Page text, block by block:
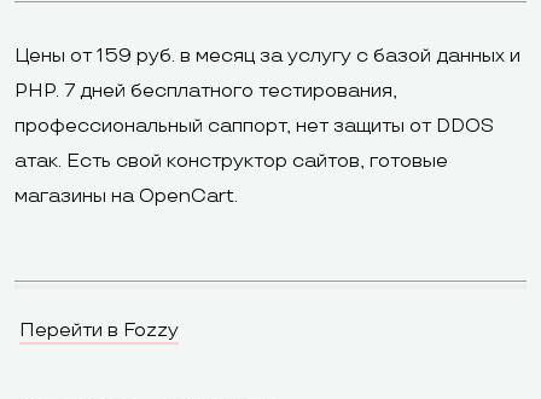
Цены от 159 руб. в месяц за услугу с базой данных и
PHP. 7 дней бесплатного тестирования,
профессиональный саппорт, нет защиты от DDOS
атак. Есть свой конструктор сайтов, готовые
магазины на OpenCart.
Перейти в Fozzy